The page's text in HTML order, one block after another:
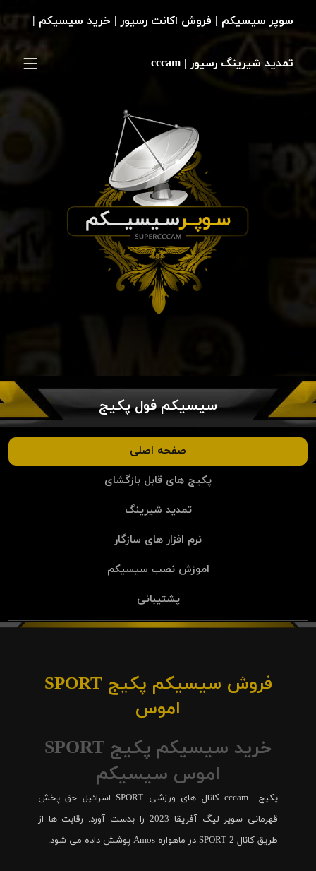
سیسیکم فول پکیج
صفحه اصلی
پکیج های قابل بازگشای
تمدید شیرینگ
نرم افزار های سازگار
اموزش نصب سیسیکم
پشتیبانی
فروش سیسیکم پکیج SPORT
اموس
خرید سیسیکم پکیج SPORT
اموس سیسیکم
پکیج cccam کانال های ورزشی SPORT اسرائیل حق پخش
قهرمانی سوپر لیگ آفریقا 2023 را بدست آورد. رقابت ها از
طریق کانال SPORT 2 در ماهواره Amos پوشش داده می شود.
سوپر سیسیکم | فروش اکانت رسیور | خرید سیسیکم |
تمدید شیرینگ رسیور | cccam